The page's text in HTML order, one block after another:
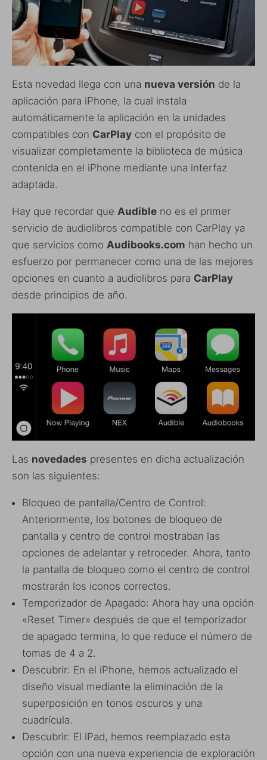
Esta novedad llega con una nueva versión de la
aplicación para iPhone, la cual instala
automáticamente la aplicación en la unidades
compatibles con CarPlay con el propósito de
visualizar completamente la biblioteca de música
contenida en el iPhone mediante una interfaz
adaptada.
Hay que recordar que Audible no es el primer
servicio de audiolibros compatible con CarPlay ya
que servicios como Audibooks.com han hecho un
esfuerzo por permanecer como una de las mejores
opciones en cuanto a audiolibros para CarPlay
desde principios de año.
Las novedades presentes en dicha actualización
son las siguientes:
Bloqueo de pantalla/Centro de Control:
Anteriormente, los botones de bloqueo de
pantalla y centro de control mostraban las
opciones de adelantar y retroceder. Ahora, tanto
la pantalla de bloqueo como el centro de control
mostrarán los iconos correctos.
Temporizador de Apagado: Ahora hay una opción
«Reset Timer» después de que el temporizador
de apagado termina, lo que reduce el número de
tomas de 4 a 2.
Descubrir: En el iPhone, hemos actualizado el
diseño visual mediante la eliminación de la
superposición en tonos oscuros y una
cuadrícula.
Descubrir: El iPad, hemos reemplazado esta
opción con una nueva experiencia de exploración